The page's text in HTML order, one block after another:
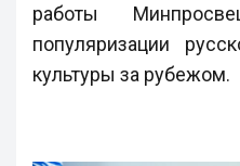
работы
популяризации
культуры за рубежом.